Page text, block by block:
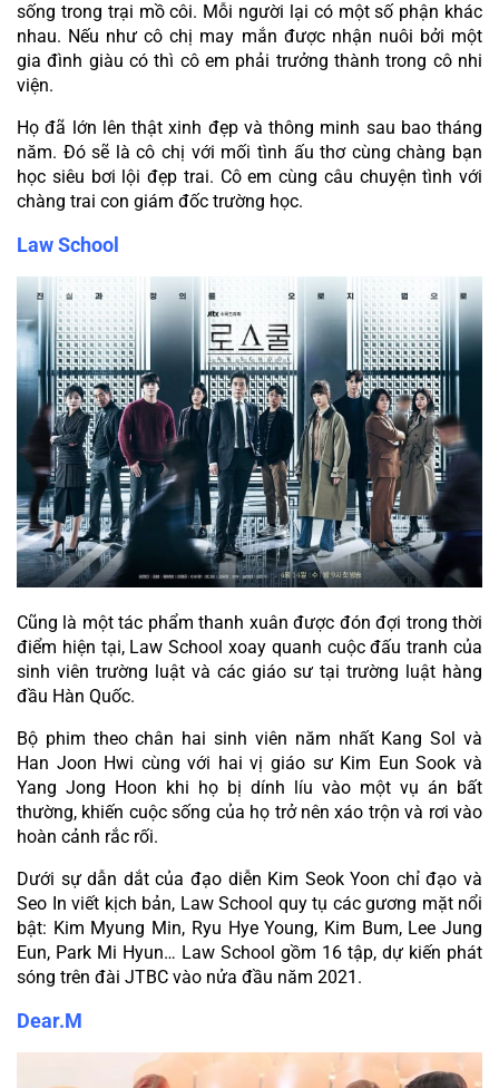
sống trong trại mồ côi. Mỗi người lại có một số phận khác
nhau. Nếu như cô chị may mắn được nhận nuôi bởi một
gia đình giàu có thì cô em phải trưởng thành trong cô nhi
viện.
Họ đã lớn lên thật xinh đẹp và thông minh sau bao tháng
năm. Đó sẽ là cô chị với mối tình ấu thơ cùng chàng bạn
học siêu bơi lội đẹp trai. Cô em cùng câu chuyện tình với
chàng trai con giám đốc trường học.
Law School
Cũng là một tác phẩm thanh xuân được đón đợi trong thời
điểm hiện tại, Law School xoay quanh cuộc đấu tranh của
sinh viên trường luật và các giáo sư tại trường luật hàng
đầu Hàn Quốc.
Bộ phim theo chân hai sinh viên năm nhất Kang Sol và
Han Joon Hwi cùng với hai vị giáo sư Kim Eun Sook và
Yang Jong Hoon khi họ bị dính líu vào một vụ án bất
thường, khiến cuộc sống của họ trở nên xáo trộn và rơi vào
hoàn cảnh rắc rối.
Dưới sự dẫn dắt của đạo diễn Kim Seok Yoon chỉ đạo và
Seo In viết kịch bản, Law School quy tụ các gương mặt nổi
bật: Kim Myung Min, Ryu Hye Young, Kim Bum, Lee Jung
Eun, Park Mi Hyun… Law School gồm 16 tập, dự kiến phát
sóng trên đài JTBC vào nửa đầu năm 2021.
Dear.M